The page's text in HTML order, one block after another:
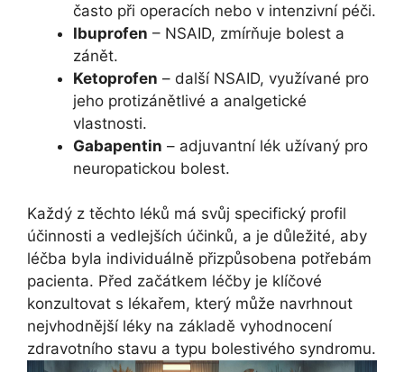
často při operacích nebo v intenzivní péči.
Ibuprofen – NSAID, zmírňuje bolest a
zánět.
Ketoprofen – další NSAID, využívané pro
jeho protizánětlivé a analgetické
vlastnosti.
Gabapentin – adjuvantní lék užívaný pro
neuropatickou bolest.
Každý z těchto léků má svůj specifický profil
účinnosti a vedlejších účinků, a je důležité, aby
léčba byla individuálně přizpůsobena potřebám
pacienta. Před začátkem léčby je klíčové
konzultovat s lékařem, který může navrhnout
nejvhodnější léky na základě vyhodnocení
zdravotního stavu a typu bolestivého syndromu.